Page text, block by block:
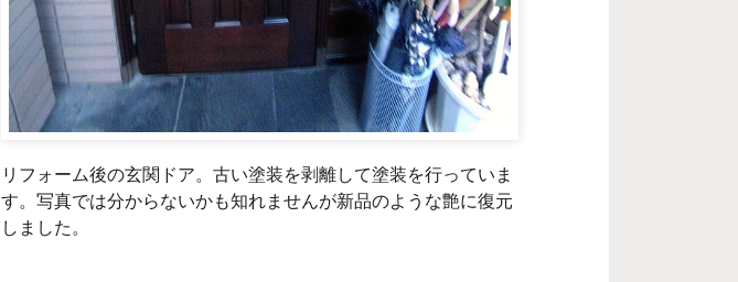
リフォーム後の玄関ドア。古い塗装を剥離して塗装を行っていま
す。写真では分からないかも知れませんが新品のような艶に復元
しました。